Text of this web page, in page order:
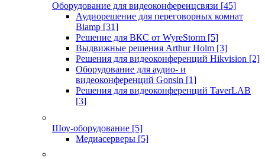
Оборудование для видеоконференцсвязи [45]
Аудиорешение для переговорных комнат
Biamp [31]
Решение для ВКС от WyreStorm [5]
Выдвижные решения Arthur Holm [3]
Решения для видеоконференций Hikvision [2]
Оборудование для аудио- и
видеоконференций Gonsin [1]
Решения для видеоконференций TaverLAB
[3]
Шоу-оборудование [5]
Медиасерверы [5]